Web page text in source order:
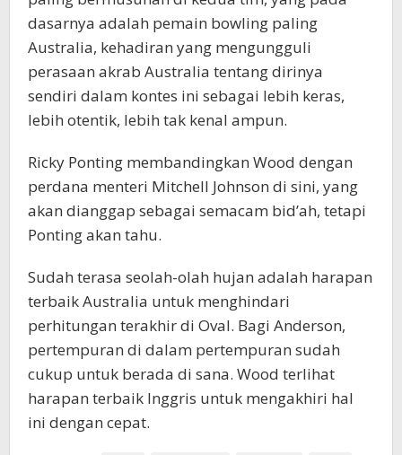
dasarnya adalah pemain bowling paling
Australia, kehadiran yang mengungguli
perasaan akrab Australia tentang dirinya
sendiri dalam kontes ini sebagai lebih keras,
lebih otentik, lebih tak kenal ampun.
Ricky Ponting membandingkan Wood dengan
perdana menteri Mitchell Johnson di sini, yang
akan dianggap sebagai semacam bid’ah, tetapi
Ponting akan tahu.
Sudah terasa seolah-olah hujan adalah harapan
terbaik Australia untuk menghindari
perhitungan terakhir di Oval. Bagi Anderson,
pertempuran di dalam pertempuran sudah
cukup untuk berada di sana. Wood terlihat
harapan terbaik Inggris untuk mengakhiri hal
ini dengan cepat.